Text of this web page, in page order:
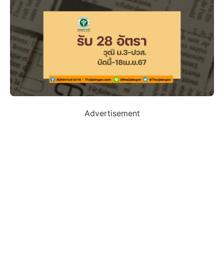
Advertisement